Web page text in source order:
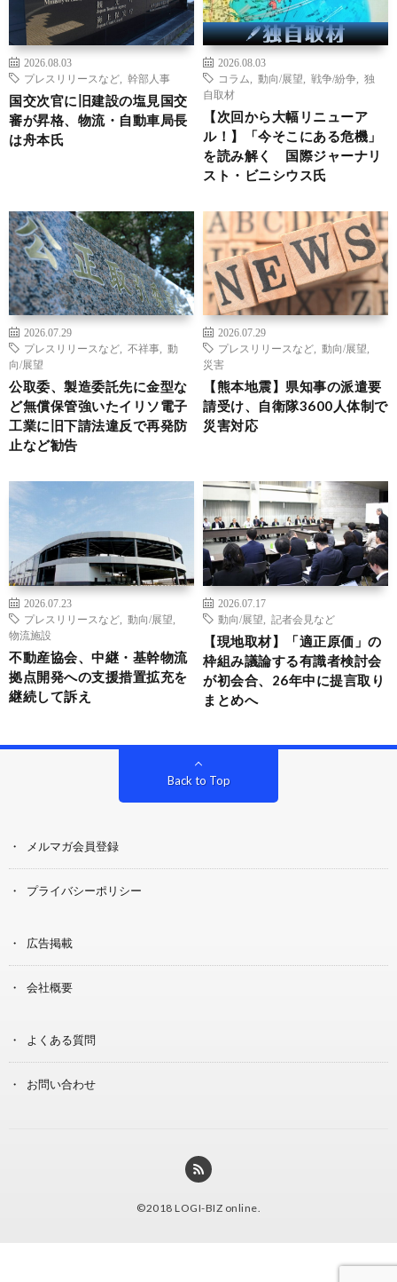
2026.08.03
プレスリリースなど
幹部人事
国交次官に旧建設の塩見国交
審が昇格、物流・自動車局長
は舟本氏
2026.08.03
コラム
動向/展望 戦争/紛争
独
自取材
【次回から大幅リニューア
ル！】「今そこにある危機」
を読み解く 国際ジャーナリ
スト・ビニシウス氏
2026.07.29
プレスリリースなど
不祥事
動
向/展望
公取委、製造委託先に金型な
ど無償保管強いたイリソ電子
工業に旧下請法違反で再発防
止など勧告
2026.07.29
プレスリリースなど
動向/展望
災害
【熊本地震】県知事の派遣要
請受け、自衛隊3600人体制で
災害対応
2026.07.23
プレスリリースなど
動向/展望
物流施設
不動産協会、中継・基幹物流
拠点開発への支援措置拡充を
継続して訴え
2026.07.17
動向/展望
記者会見など
【現地取材】「適正原価」の
枠組み議論する有識者検討会
が初会合、26年中に提言取り
まとめへ
Back to Top
メルマガ会員登録
プライバシーポリシー
広告掲載
会社概要
よくある質問
お問い合わせ
©2018 LOGI-BIZ online